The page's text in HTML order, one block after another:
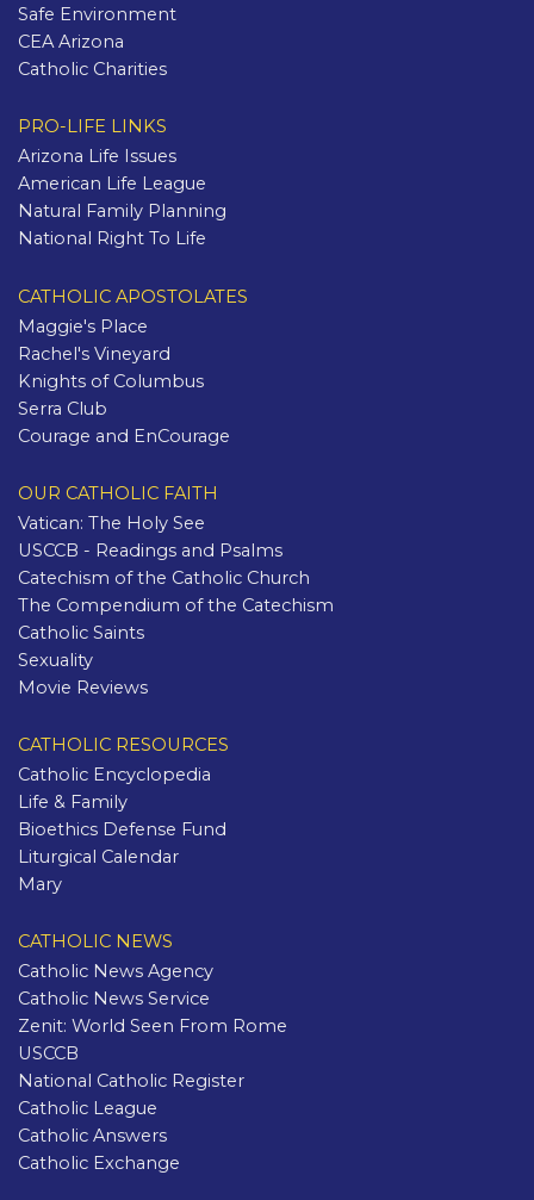
Safe Environment
CEA Arizona
Catholic Charities
PRO-LIFE LINKS
Arizona Life Issues
American Life League
Natural Family Planning
National Right To Life
CATHOLIC APOSTOLATES
Maggie's Place
Rachel's Vineyard
Knights of Columbus
Serra Club
Courage and EnCourage
OUR CATHOLIC FAITH
Vatican: The Holy See
USCCB - Readings and Psalms
Catechism of the Catholic Church
The Compendium of the Catechism
Catholic Saints
Sexuality
Movie Reviews
CATHOLIC RESOURCES
Catholic Encyclopedia
Life & Family
Bioethics Defense Fund
Liturgical Calendar
Mary
CATHOLIC NEWS
Catholic News Agency
Catholic News Service
Zenit: World Seen From Rome
USCCB
National Catholic Register
Catholic League
Catholic Answers
Catholic Exchange